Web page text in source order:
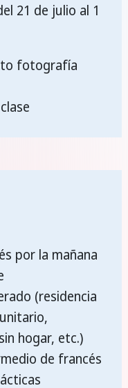
21 de julio al 1
fotografía
por la mañana
(residencia
hogar, etc.)
de francés